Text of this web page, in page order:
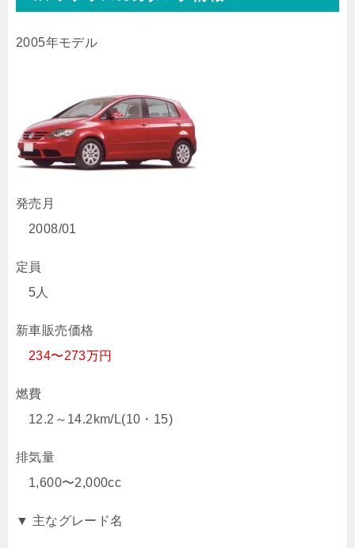
2005年モデル
発売月
2008/01
定員
5人
新車販売価格
234〜273万円
燃費
12.2～14.2km/L(10・15)
排気量
1,600〜2,000cc
▼ 主なグレード名